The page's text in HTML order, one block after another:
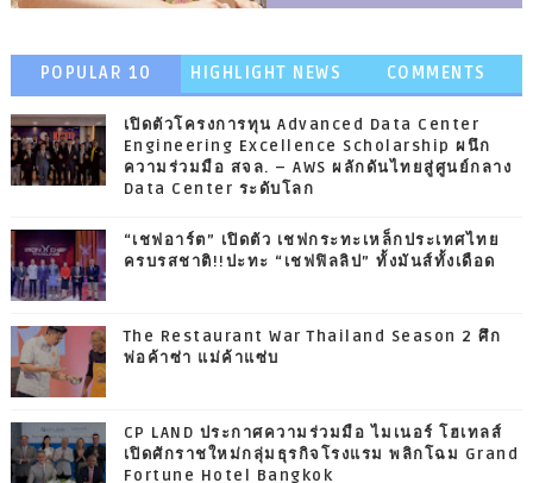
POPULAR 10 HIGHLIGHT NEWS COMMENTS
เปิดตัวโครงการทุน Advanced Data Center
Engineering Excellence Scholarship ผนึก
ความร่วมมือ สจล. – AWS ผลักดันไทยสู่ศูนย์กลาง
Data Center ระดับโลก
“เชฟอาร์ต” เปิดตัว เชฟกระทะเหล็กประเทศไทย
ครบรสชาติ!!ปะทะ “เชฟฟิลลิป” ทั้งมันส์ทั้งเดือด
The Restaurant War Thailand Season 2 ศึก
พ่อค้าซ่า แม่ค้าแซ่บ
CP LAND ประกาศความร่วมมือ ไมเนอร์ โฮเทลส์
เปิดศักราชใหม่กลุ่มธุรกิจโรงแรม พลิกโฉม Grand
Fortune Hotel Bangkok